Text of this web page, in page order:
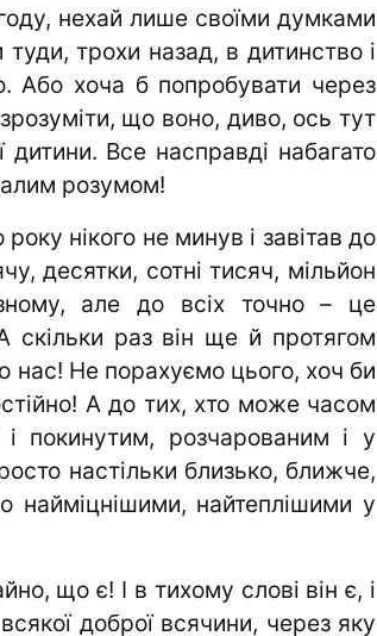
нехай лише своїми думками
трохи назад, в дитинство і
Або хоча б попробувати через
що воно, диво, ось тут
дитини. Все насправді набагато
розумом!
нікого не минув і завітав до
десятки, сотні тисяч, мільйон
але до всіх точно – це
А скільки раз він ще й протягом
нас! Не порахуємо цього, хоч би
А до тих, хто може часом
покинутим, розчарованим і у
настільки близько, ближче,
найміцнішими, найтеплішими у
що є! І в тихому слові він є, і
доброї всячини, через яку